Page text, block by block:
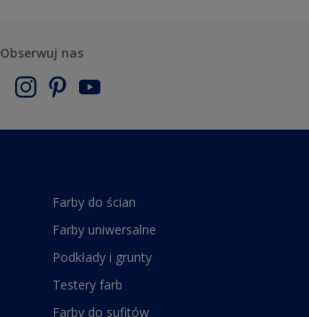
Obserwuj nas
Farby do ścian
Farby uniwersalne
Podkłady i grunty
Testery farb
Farby do sufitów